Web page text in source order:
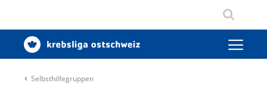
Selbsthilfegruppen